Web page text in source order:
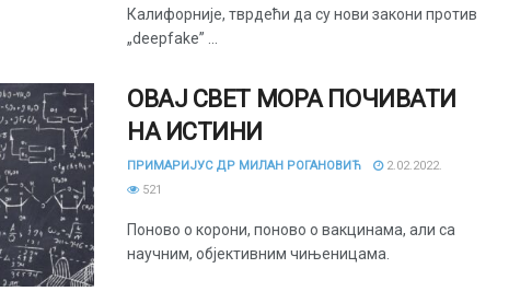
Калифорније, тврдећи да су нови закони против
„deepfake” ...
ОВАЈ СВЕТ МОРА ПОЧИВАТИ
НА ИСТИНИ
ПРИМАРИЈУС ДР МИЛАН РОГАНОВИЋ
2.02.2022.
521
Поново о корони, поново о вакцинама, али са
научним, објективним чињеницама.